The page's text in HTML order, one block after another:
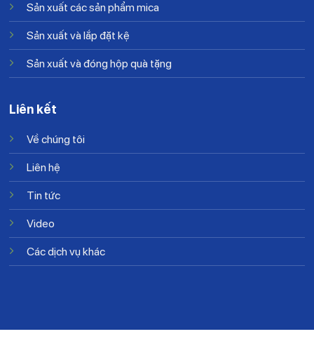
Sản xuất các sản phẩm mica
Sản xuất và lắp đặt kệ
Sản xuất và đóng hộp quà tặng
Liên kết
Về chúng tôi
Liên hệ
Tin tức
Video
Các dịch vụ khác